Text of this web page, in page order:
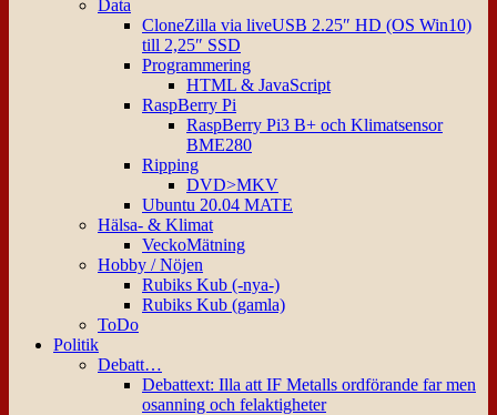
Data
CloneZilla via liveUSB 2.25″ HD (OS Win10)
till 2,25″ SSD
Programmering
HTML & JavaScript
RaspBerry Pi
RaspBerry Pi3 B+ och Klimatsensor
BME280
Ripping
DVD>MKV
Ubuntu 20.04 MATE
Hälsa- & Klimat
VeckoMätning
Hobby / Nöjen
Rubiks Kub (-nya-)
Rubiks Kub (gamla)
ToDo
Politik
Debatt…
Debattext: Illa att IF Metalls ordförande far men
osanning och felaktigheter